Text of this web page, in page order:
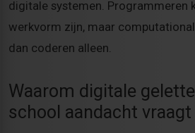
digitale systemen. Programmeren
werkvorm zijn, maar
dan coderen alleen.
Waarom digitale
school aandacht vraagt